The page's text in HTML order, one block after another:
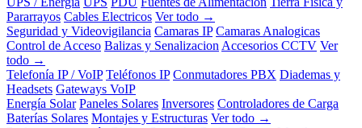
Pararrayos Cables Electricos Ver todo →
Seguridad y Videovigilancia Camaras IP Camaras Analogicas
Control de Acceso Balizas y Senalizacion Accesorios CCTV Ver
todo →
Telefonía IP / VoIP Teléfonos IP Conmutadores PBX Diademas y
Headsets Gateways VoIP
Energía Solar Paneles Solares Inversores Controladores de Carga
Baterías Solares Montajes y Estructuras Ver todo →